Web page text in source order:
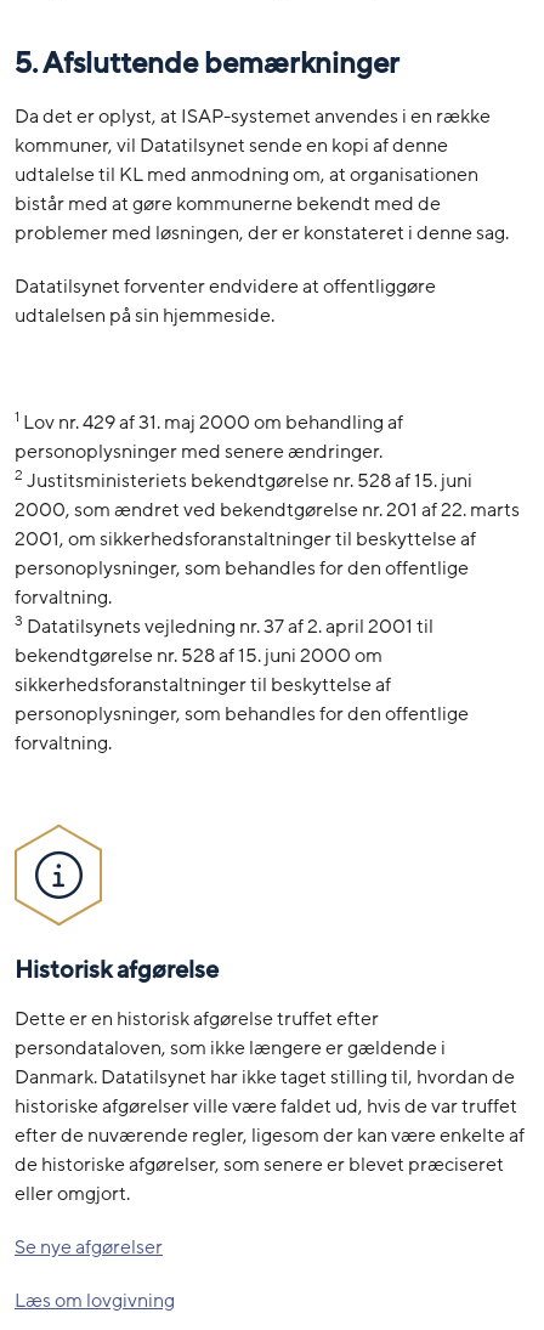
5. Afsluttende bemærkninger
Da det er oplyst, at ISAP-systemet anvendes i en række
kommuner, vil Datatilsynet sende en kopi af denne
udtalelse til KL med anmodning om, at organisationen
bistår med at gøre kommunerne bekendt med de
problemer med løsningen, der er konstateret i denne sag.
Datatilsynet forventer endvidere at offentliggøre
udtalelsen på sin hjemmeside.
1 Lov nr. 429 af 31. maj 2000 om behandling af
personoplysninger med senere ændringer.
2 Justitsministeriets bekendtgørelse nr. 528 af 15. juni
2000, som ændret ved bekendtgørelse nr. 201 af 22. marts
2001, om sikkerhedsforanstaltninger til beskyttelse af
personoplysninger, som behandles for den offentlige
forvaltning.
3 Datatilsynets vejledning nr. 37 af 2. april 2001 til
bekendtgørelse nr. 528 af 15. juni 2000 om
sikkerhedsforanstaltninger til beskyttelse af
personoplysninger, som behandles for den offentlige
forvaltning.
Historisk afgørelse
Dette er en historisk afgørelse truffet efter
persondataloven, som ikke længere er gældende i
Danmark. Datatilsynet har ikke taget stilling til, hvordan de
historiske afgørelser ville være faldet ud, hvis de var truffet
efter de nuværende regler, ligesom der kan være enkelte af
de historiske afgørelser, som senere er blevet præciseret
eller omgjort.
Se nye afgørelser
Læs om lovgivning